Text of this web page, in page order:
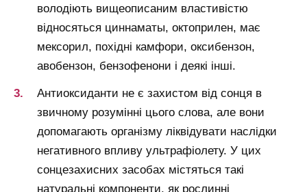
володіють вищеописаним властивістю
відносяться циннаматы, октоприлен, має
мексорил, похідні камфори, оксибензон,
авобензон, бензофенони і деякі інші.
Антиоксиданти не є захистом від сонця в
звичному розумінні цього слова, але вони
допомагають організму ліквідувати наслідки
негативного впливу ультрафіолету. У цих
сонцезахисних засобах містяться такі
натуральні компоненти, як рослинні